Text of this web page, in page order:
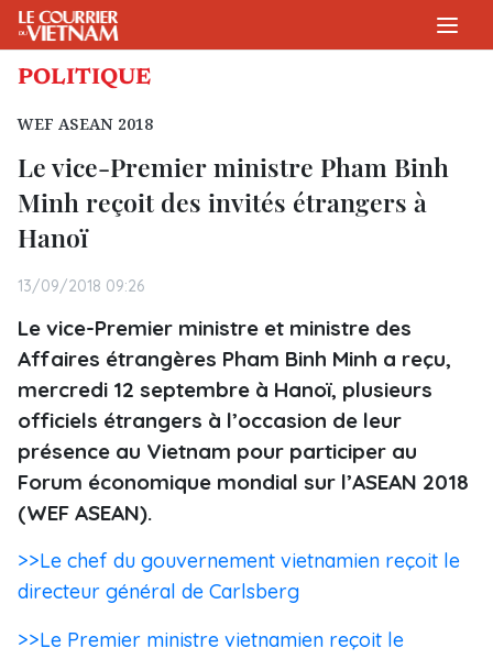
POLITIQUE
WEF ASEAN 2018
Le vice-Premier ministre Pham Binh
Minh reçoit des invités étrangers à
Hanoï
13/09/2018 09:26
Le vice-Premier ministre et ministre des
Affaires étrangères Pham Binh Minh a reçu,
mercredi 12 septembre à Hanoï, plusieurs
officiels étrangers à l’occasion de leur
présence au Vietnam pour participer au
Forum économique mondial sur l’ASEAN 2018
(WEF ASEAN).
>>Le chef du gouvernement vietnamien reçoit le
directeur général de Carlsberg
>>Le Premier ministre vietnamien reçoit le